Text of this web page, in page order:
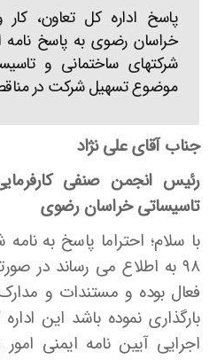
پاسخ اداره کل تعاون،
خراسان رضوی به پاسخ نامه
شرکتهای ساختمانی و
موضوع تسهیل شرکت در
جناب آقای علی نژاد
رئیس انجمن صنفی
تاسیساتی خراسان رضوی
۹۸ به اطلاع می رساند در
فعال بوده و مستندات و مدارک
بارگذاری نموده باشد این
اجرایی آیین نامه ایمنی